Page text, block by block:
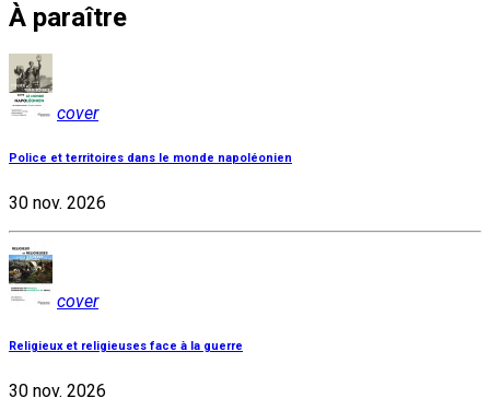
À paraître
cover
Police et territoires dans le monde napoléonien
30 nov. 2026
cover
Religieux et religieuses face à la guerre
30 nov. 2026